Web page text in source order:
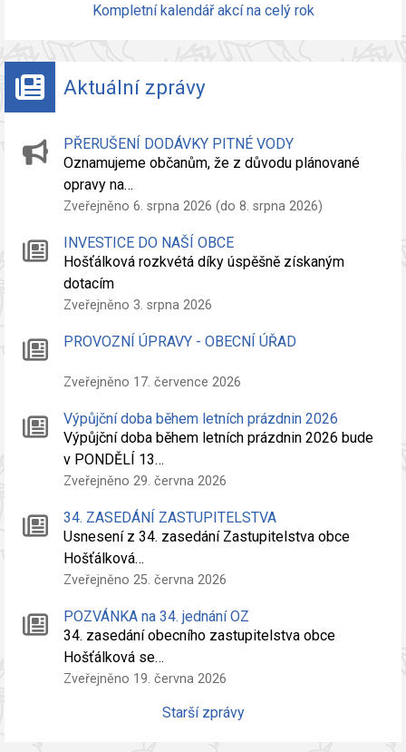
Kompletní kalendář akcí na celý rok
Aktuální zprávy
PŘERUŠENÍ DODÁVKY PITNÉ VODY
Oznamujeme občanům, že z důvodu plánované
opravy na…
Zveřejněno 6. srpna 2026 (do 8. srpna 2026)
INVESTICE DO NAŠÍ OBCE
Hošťálková rozkvétá díky úspěšně získaným
dotacím
Zveřejněno 3. srpna 2026
PROVOZNÍ ÚPRAVY - OBECNÍ ÚŘAD
Zveřejněno 17. července 2026
Výpůjční doba během letních prázdnin 2026
Výpůjční doba během letních prázdnin 2026 bude
v PONDĚLÍ 13…
Zveřejněno 29. června 2026
34. ZASEDÁNÍ ZASTUPITELSTVA
Usnesení z 34. zasedání Zastupitelstva obce
Hošťálková…
Zveřejněno 25. června 2026
POZVÁNKA na 34. jednání OZ
34. zasedání obecního zastupitelstva obce
Hošťálková se…
Zveřejněno 19. června 2026
Starší zprávy